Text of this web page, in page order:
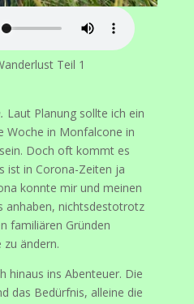
Teil 1
Laut Planung sollte ich ein
Woche in Monfalcone in
Doch oft kommt es
ist in Corona-Zeiten ja
konnte mir und meinen
anhaben, nichtsdestotrotz
familiären Gründen
zu ändern.
hinaus ins Abenteuer. Die
das Bedürfnis, alleine die